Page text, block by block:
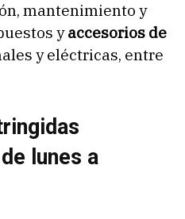
mantenimiento y
yaccesorios de
y eléctricas, entre
lunes a